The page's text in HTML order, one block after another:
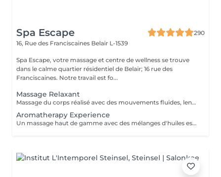
Spa Escape
290
16, Rue des Franciscaines Belair L-1539
Spa Escape, votre massage et centre de wellness se trouve
dans le calme quartier résidentiel de Belair; 16 rue des
Franciscaines. Notre travail est fo...
Massage Relaxant
Massage du corps réalisé avec des mouvements fluides, lents et enveloppants qui avec une pression légère, vous offrira une détente profonde du corps et de l'esprit. Ce soin commence par un rafraîchissement stimulant des pieds pour favoriser la circulation sanguine et la relaxation. Pression légère à médium
Aromatherapy Experience
Un massage haut de gamme avec des mélanges d'huiles essentielles bio pour vous relaxer et vous revitaliser. Les techniques de massage et les huiles sont soigneusement sélectionnés et adaptés à chaque personne selon vos besoins spécifiques.Ce soin commence par un rafraîchissement stimulant des pieds pour favoriser la circulation sanguine et la relaxation.